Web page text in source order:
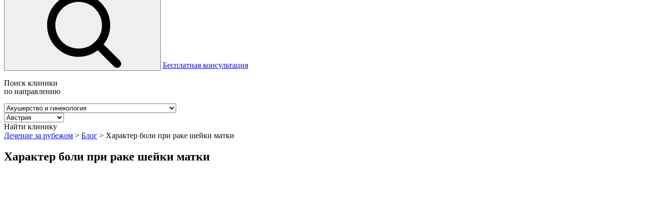
Бесплатная консультация
Поиск клиники
по направлению
Найти клинику
Лечение за рубежом > Блог > Характер боли при раке шейки матки
Характер боли при раке шейки матки